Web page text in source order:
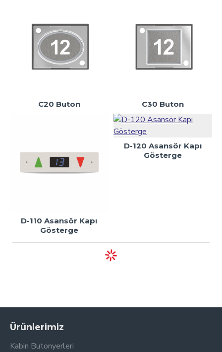
C20 Buton C30 Buton
D-110 Asansör Kapı
Gösterge
D-120 Asansör Kapı
Gösterge
Ürünlerimiz
Kabin Butonyerleri